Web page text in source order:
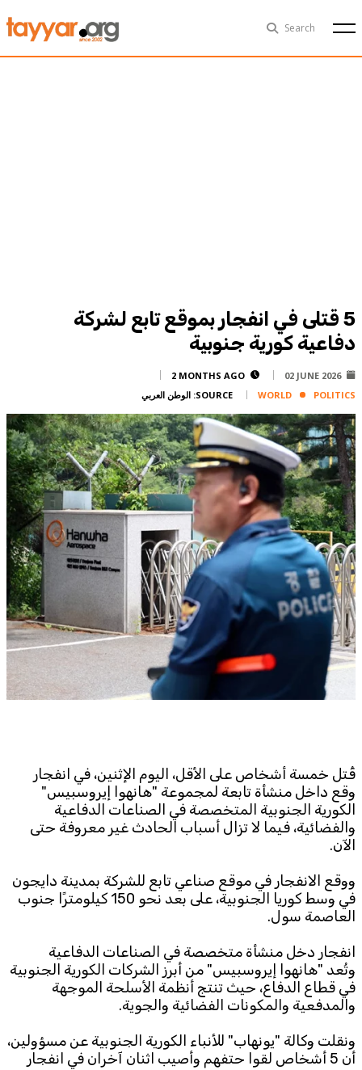
Search
Fri, Aug 7th 29°C
Contact
FPM
Services
Horoscope
Polls
Jobs
Writers
Legal
Privacy Policy
Terms Of Use
Cookies Policy
TTV
© 2025. All Rights Reserved. By Koein
5 قتلى في انفجار بموقع تابع لشركة
دفاعية كورية جنوبية
02 JUNE 2026
2 MONTHS AGO
WORLD
POLITICS
SOURCE: الوطن العربي
قُتل خمسة أشخاص على الأقل، اليوم الإثنين، في انفجار
وقع داخل منشأة تابعة لمجموعة "هانهوا إيروسبيس"
الكورية الجنوبية المتخصصة في الصناعات الدفاعية
والفضائية، فيما لا تزال أسباب الحادث غير معروفة حتى
الآن.
ووقع الانفجار في موقع صناعي تابع للشركة بمدينة دايجون
في وسط كوريا الجنوبية، على بعد نحو 150 كيلومترًا جنوب
العاصمة سول.
انفجار دخل منشأة متخصصة في الصناعات الدفاعية
وتُعد "هانهوا إيروسبيس" من أبرز الشركات الكورية الجنوبية
في قطاع الدفاع، حيث تنتج أنظمة الأسلحة الموجهة
والمدفعية والمكونات الفضائية والجوية.
ونقلت وكالة "يونهاب" للأنباء الكورية الجنوبية عن مسؤولين،
أن 5 أشخاص لقوا حتفهم وأصيب اثنان آخران في انفجار